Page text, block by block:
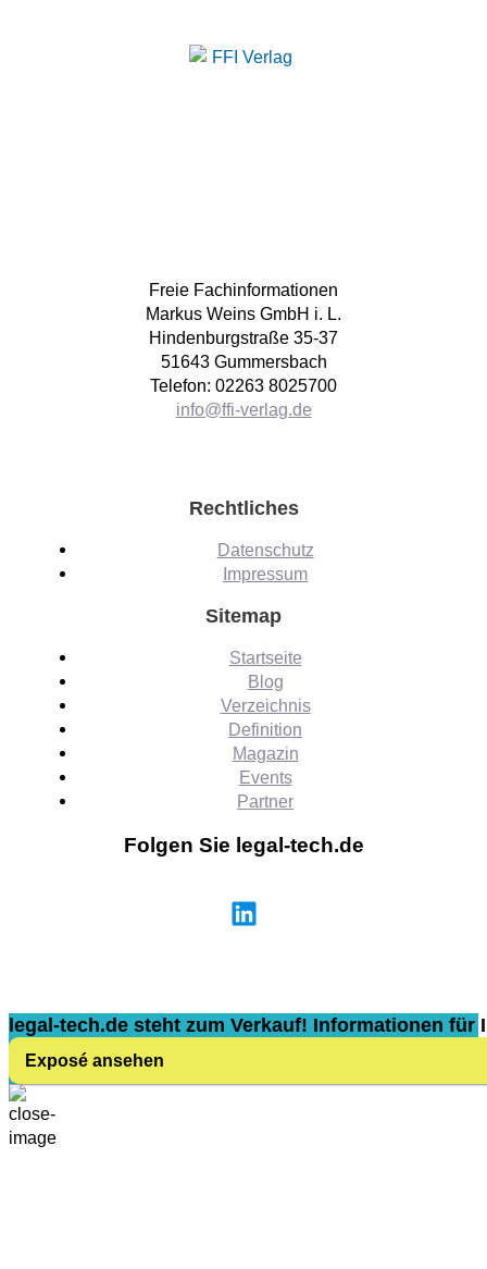
Freie Fachinformationen
Markus Weins GmbH i. L.
Hindenburgstraße 35-37
51643 Gummersbach
Telefon: 02263 8025700
info@ffi-verlag.de
Rechtliches
Datenschutz
Impressum
Sitemap
Startseite
Blog
Verzeichnis
Definition
Magazin
Events
Partner
Folgen Sie legal-tech.de
legal-tech.de steht zum Verkauf! Informationen für
Exposé ansehen